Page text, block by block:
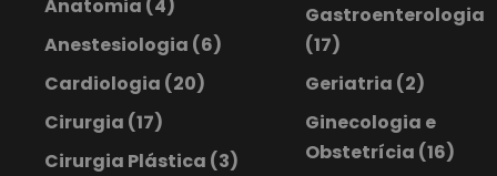
Anatomia (4)
Anestesiologia (6)
Cardiologia (20)
Cirurgia (17)
Cirurgia Plástica (3)
Gastroenterologia
(17)
Geriatria (2)
Ginecologia e
Obstetrícia (16)